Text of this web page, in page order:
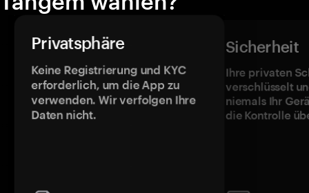
Privatsphäre
Keine Registrierung und KYC
erforderlich, um die App zu
verwenden. Wir verfolgen Ihre
Daten nicht.
Sicherheit
Ihre privaten
verschlüsselt
niemals Ihr
die Kontrolle